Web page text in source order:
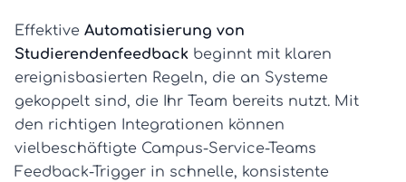
Effektive Automatisierung von
Studierendenfeedback beginnt mit klaren
ereignisbasierten Regeln, die an Systeme
gekoppelt sind, die Ihr Team bereits nutzt. Mit
den richtigen Integrationen können
vielbeschäftigte Campus-Service-Teams
Feedback-Trigger in schnelle, konsistente